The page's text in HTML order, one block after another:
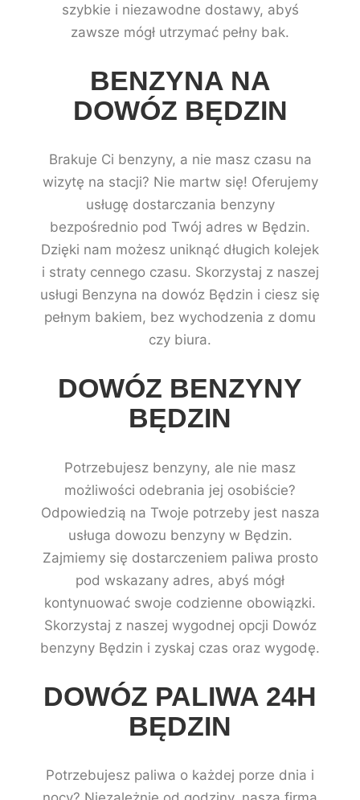
szybkie i niezawodne dostawy, abyś
zawsze mógł utrzymać pełny bak.
BENZYNA NA
DOWÓZ BĘDZIN
Brakuje Ci benzyny, a nie masz czasu na
wizytę na stacji? Nie martw się! Oferujemy
usługę dostarczania benzyny
bezpośrednio pod Twój adres w Będzin.
Dzięki nam możesz uniknąć długich kolejek
i straty cennego czasu. Skorzystaj z naszej
usługi Benzyna na dowóz Będzin i ciesz się
pełnym bakiem, bez wychodzenia z domu
czy biura.
DOWÓZ BENZYNY
BĘDZIN
Potrzebujesz benzyny, ale nie masz
możliwości odebrania jej osobiście?
Odpowiedzią na Twoje potrzeby jest nasza
usługa dowozu benzyny w Będzin.
Zajmiemy się dostarczeniem paliwa prosto
pod wskazany adres, abyś mógł
kontynuować swoje codzienne obowiązki.
Skorzystaj z naszej wygodnej opcji Dowóz
benzyny Będzin i zyskaj czas oraz wygodę.
DOWÓZ PALIWA 24H
BĘDZIN
Potrzebujesz paliwa o każdej porze dnia i